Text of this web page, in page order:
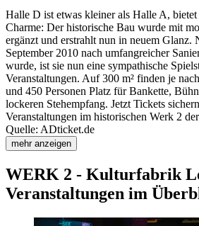
Halle D ist etwas kleiner als Halle A,
Charme: Der historische Bau wurde mit
ergänzt und erstrahlt nun in neuem Glanz.
September 2010 nach umfangreicher
wurde, ist sie nun eine sympathische
Veranstaltungen. Auf 300 m² finden je
und 450 Personen Platz für Bankette,
lockeren Stehempfang. Jetzt Tickets
Veranstaltungen im historischen Werk 2
Quelle: ADticket.de
mehr anzeigen
WERK 2 - Kulturfabrik
Veranstaltungen im